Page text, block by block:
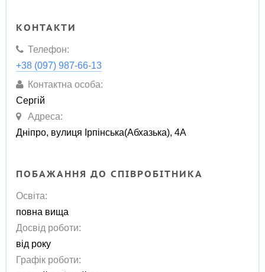
КОНТАКТИ
Телефон:
+38 (097) 987-66-13
Контактна особа:
Сергій
Адреса:
Дніпро, вулиця Ірпінська(Абхазька), 4А
ПОБАЖАННЯ ДО СПІВРОБІТНИКА
Освіта:
повна вища
Досвід роботи:
від року
Графік роботи: